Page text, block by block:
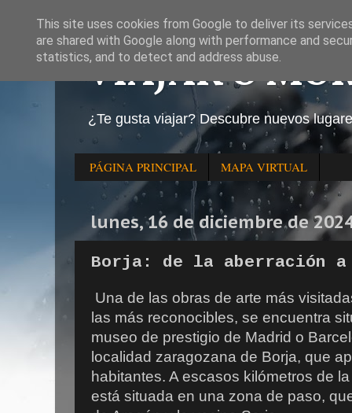
VIAJAR O
¿Te gusta viajar? Descubre nuevos
PÁGINA PRINCIPAL MAPA VIRTUAL
lunes, 16 de diciembre de
Borja: de la aberración a
Una de las obras de arte más
las más reconocibles, se encuentra
museo de prestigio de Madrid o
localidad zaragozana de Borja, que
habitantes. A escasos kilómetros de
está situada en una zona de paso,
This site uses cookies from Google to deliver its
are shared with Google along with performance and
statistics, and to detect and address abuse.